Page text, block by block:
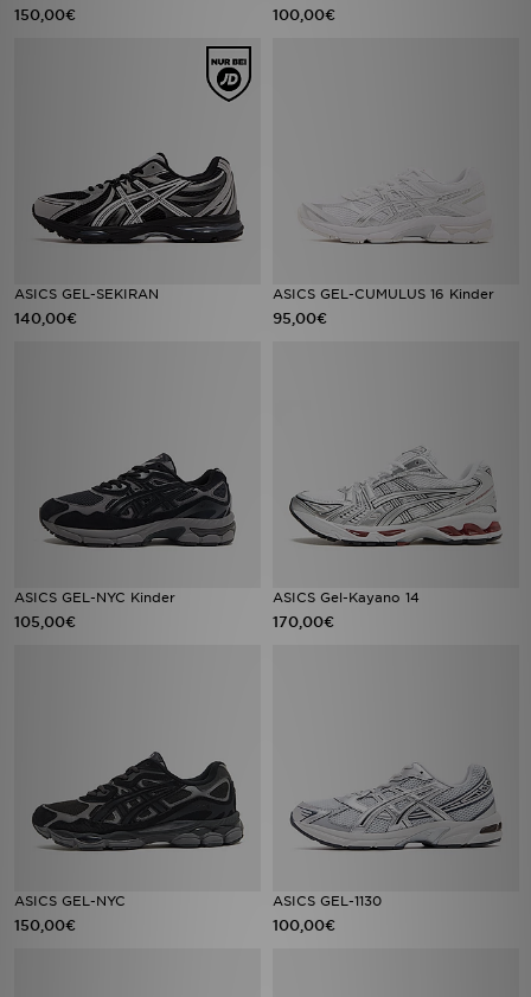
150,00€ 100,00€
ASICS GEL-SEKIRAN
140,00€
ASICS GEL-CUMULUS 16 Kinder
95,00€
ASICS GEL-NYC Kinder
105,00€
ASICS Gel-Kayano 14
170,00€
ASICS GEL-NYC
150,00€
ASICS GEL-1130
100,00€